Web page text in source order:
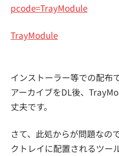
pcode=TrayModule
TrayModule
インストーラー等での配布
アーカイブをDL後、
丈夫です。
さて、此処からが問題なの
クトレイに配置されるツー